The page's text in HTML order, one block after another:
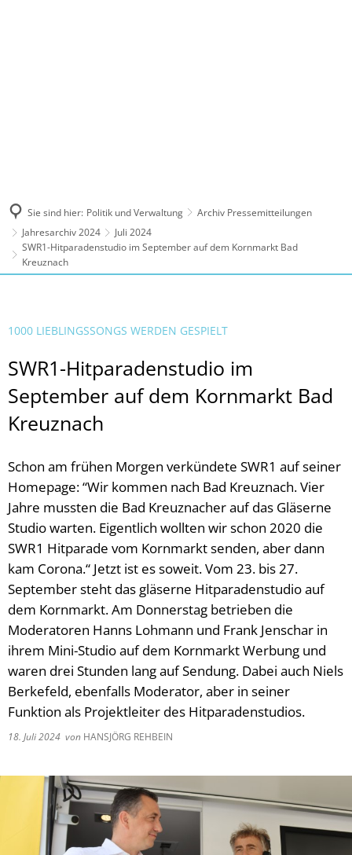
Sie sind hier: Politik und Verwaltung
Archiv Pressemitteilungen
Jahresarchiv 2024
Juli 2024
SWR1-Hitparadenstudio im September auf dem Kornmarkt Bad
Kreuznach
1000 LIEBLINGSSONGS WERDEN GESPIELT
SWR1-Hitparadenstudio im
September auf dem Kornmarkt Bad
Kreuznach
Schon am frühen Morgen verkündete SWR1 auf seiner
Homepage: “Wir kommen nach Bad Kreuznach. Vier
Jahre mussten die Bad Kreuznacher auf das Gläserne
Studio warten. Eigentlich wollten wir schon 2020 die
SWR1 Hitparade vom Kornmarkt senden, aber dann
kam Corona.“ Jetzt ist es soweit. Vom 23. bis 27.
September steht das gläserne Hitparadenstudio auf
dem Kornmarkt. Am Donnerstag betrieben die
Moderatoren Hanns Lohmann und Frank Jenschar in
ihrem Mini-Studio auf dem Kornmarkt Werbung und
waren drei Stunden lang auf Sendung. Dabei auch Niels
Berkefeld, ebenfalls Moderator, aber in seiner
Funktion als Projektleiter des Hitparadenstudios.
18. Juli 2024 von HANSJÖRG REHBEIN